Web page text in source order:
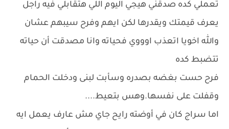
تعملي كده صدقني هيجي اليوم اللي هتقابلي فيه راجل
يعرف قيمتك ويقدرها لكن ايهم وفرح سيبهم عشان
والله اخويا اتعذب اوووي فحياته وانا مصدقت أن حياته
تتضبط كده
فرح حست بغضه بصدره وسأبت لبنى ودخلت الحمام
وقفلت على نفسها.وهس بتعيط....
اما سراج كان في أوضته رايح جاي مش عارف يعمل ايه